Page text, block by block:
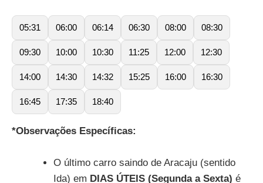
05:31 06:00 06:14 06:30 08:00 08:30
09:30 10:00 10:30 11:25 12:00 12:30
14:00 14:30 14:32 15:25 16:00 16:30
16:45 17:35 18:40
*Observações Específicas:
O último carro saindo de Aracaju (sentido
Ida) em DIAS ÚTEIS (Segunda a Sexta) é